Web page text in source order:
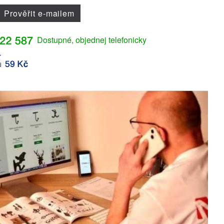
Prověřit e-mailem
Dostupné, objednej telefonicky